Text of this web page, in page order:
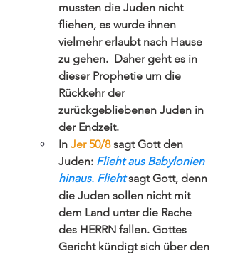
mussten die Juden nicht
fliehen, es wurde ihnen
vielmehr erlaubt nach Hause
zu gehen.  Daher geht es in
dieser Prophetie um die
Rückkehr der
zurückgebliebenen Juden in
der Endzeit.
In Jer 50/8 sagt Gott den
Juden: Flieht aus Babylonien
hinaus. Flieht sagt Gott, denn
die Juden sollen nicht mit
dem Land unter die Rache
des HERRN fallen. Gottes
Gericht kündigt sich über den